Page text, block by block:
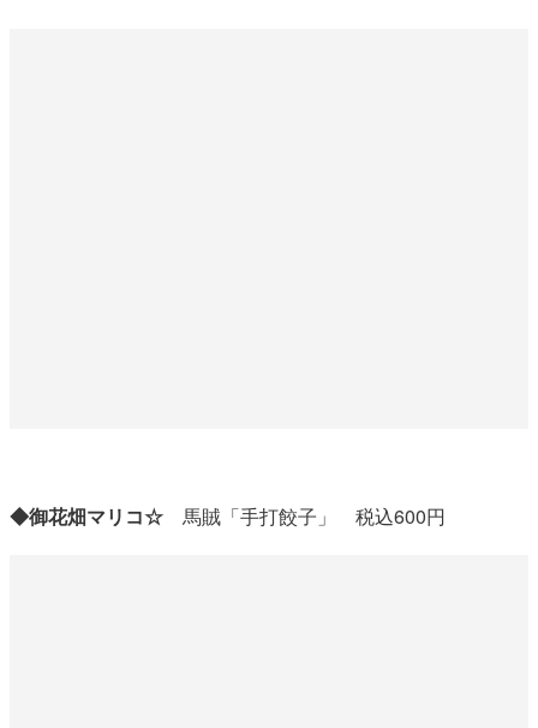
◆御花畑マリコ☆馬賊「手打餃子」 税込600円